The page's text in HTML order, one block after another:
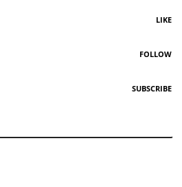
LIKE
FOLLOW
SUBSCRIBE